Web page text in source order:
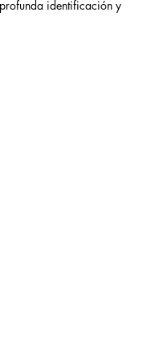
identificación y